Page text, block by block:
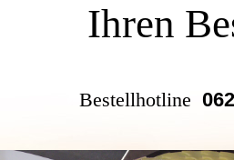
Ihren
Bestellhotline